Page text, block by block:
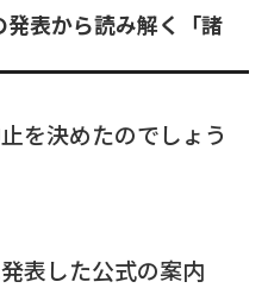
表から読み解く「諸
を決めたのでしょう
表した公式の案内